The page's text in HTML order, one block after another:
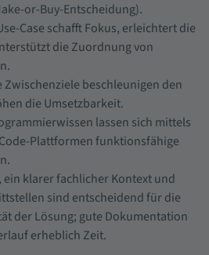
or-Buy-Entscheidung).
Case schafft Fokus, erleichtert die
die Zuordnung von
Zwischenziele beschleunigen den
die Umsetzbarkeit.
lassen sich mittels
Plattformen funktionsfähige
klarer fachlicher Kontext und
sind entscheidend für die
der Lösung; gute Dokumentation
erheblich Zeit.